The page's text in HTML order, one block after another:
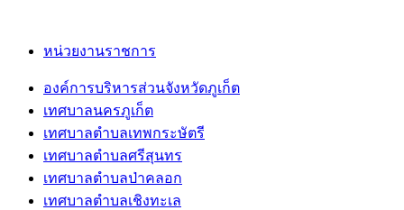
หน่วยงานราชการ
องค์การบริหารส่วนจังหวัดภูเก็ต
เทศบาลนครภูเก็ต
เทศบาลตำบลเทพกระษัตรี
เทศบาลตำบลศรีสุนทร
เทศบาลตำบลป่าคลอก
เทศบาลตำบลเชิงทะเล